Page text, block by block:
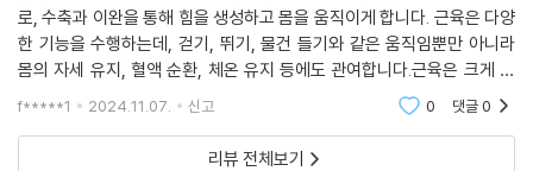
로, 수축과 이완을 통해 힘을 생성하고 몸을 움직이게 합니다. 근육은 다양
한 기능을 수행하는데, 걷기, 뛰기, 물건 들기와 같은 움직임뿐만 아니라
몸의 자세 유지, 혈액 순환, 체온 유지 등에도 관여합니다.근육은 크게 세
가지 종류로 나눌 수 있습니다.골격근: 뼈에 붙어서 우리 몸의 움직임을 만
f*****1 2024.11.07. 신고 0 댓글0
리뷰 전체보기